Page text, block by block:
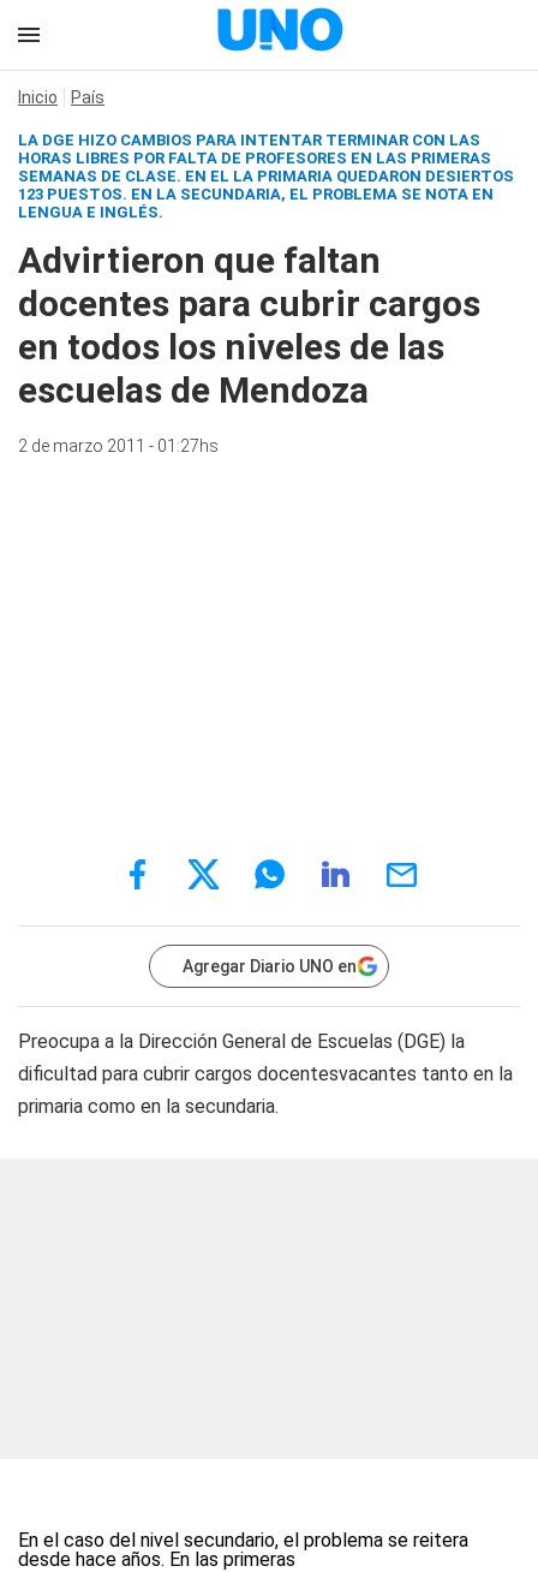
Inicio País
LA DGE HIZO CAMBIOS PARA INTENTAR TERMINAR CON LAS
HORAS LIBRES POR FALTA DE PROFESORES EN LAS PRIMERAS
SEMANAS DE CLASE. EN EL LA PRIMARIA QUEDARON DESIERTOS
123 PUESTOS. EN LA SECUNDARIA, EL PROBLEMA SE NOTA EN
LENGUA E INGLÉS.
Advirtieron que faltan
docentes para cubrir cargos
en todos los niveles de las
escuelas de Mendoza
2 de marzo 2011 - 01:27hs
Agregar Diario UNO en
Preocupa a la Dirección General de Escuelas (DGE) la
dificultad para cubrir cargos docentesvacantes tanto en la
primaria como en la secundaria.
En el caso del nivel secundario, el problema se reitera
desde hace años. En las primeras